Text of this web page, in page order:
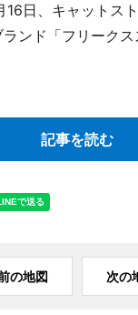
16日、キャットス
ンド「フリーク
記事を読む
の地図 次の